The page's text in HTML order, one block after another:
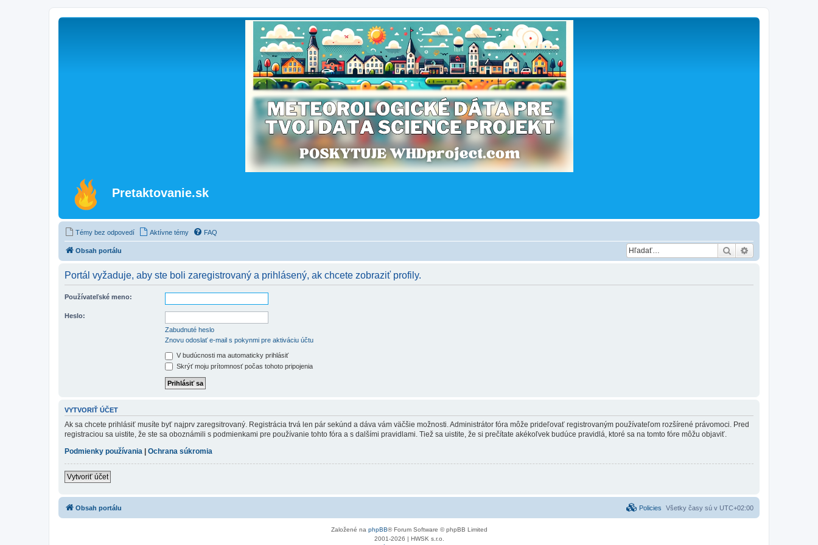
Pretaktovanie.sk
Témy bez odpovedí Aktívne témy FAQ
Obsah portálu Hľadať
Portál vyžaduje, aby ste boli zaregistrovaný a prihlásený, ak chcete zobraziť profily.
Používateľské meno:
Heslo:
Zabudnuté heslo
Znovu odoslať e-mail s pokynmi pre aktiváciu účtu
V budúcnosti ma automaticky prihlásiť
Skrýť moju prítomnosť počas tohoto pripojenia
VYTVORIŤ ÚČET
Ak sa chcete prihlásiť musíte byť najprv zaregsitrovaný. Registrácia trvá len pár sekúnd a dáva vám väčšie možnosti. Administrátor fóra môže prideľovať registrovaným používateľom rozšírené právomoci. Pred
registraciou sa uistite, že ste sa oboznámili s podmienkami pre používanie tohto fóra a s dalšími pravidlami. Tiež sa uistite, že si prečítate akékoľvek budúce pravidlá, ktoré sa na tomto fóre môžu objaviť.
Podmienky používania | Ochrana súkromia
Vytvoriť účet
Obsah portálu Všetky časy sú v UTC+02:00
Policies
Založené na phpBB® Forum Software © phpBB Limited
2001-2026 | HWSK s.r.o.